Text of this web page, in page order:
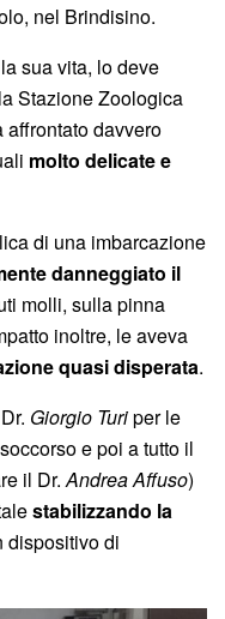
nel Brindisino.
sua vita, lo deve
Stazione Zoologica
affrontato davvero
molto delicate e
di una imbarcazione
danneggiato il
molli, sulla pinna
inoltre, le aveva
quasi disperata.
Giorgio Turiper le
e poi a tutto il
il Dr.Andrea Affuso)
stabilizzando la
dispositivo di